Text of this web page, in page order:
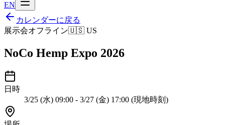
EN
カレンダーに戻る
展示会オフライン🇺🇸 US
NoCo Hemp Expo 2026
日時
3/25 (水) 09:00 - 3/27 (金) 17:00 (現地時刻)